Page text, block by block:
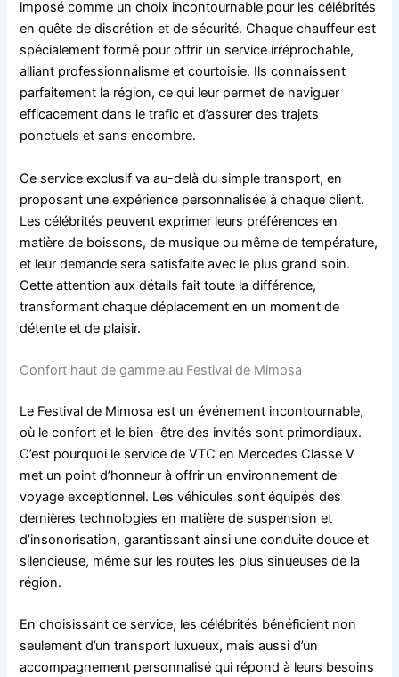
imposé comme un choix incontournable pour les célébrités
en quête de discrétion et de sécurité. Chaque chauffeur est
spécialement formé pour offrir un service irréprochable,
alliant professionnalisme et courtoisie. Ils connaissent
parfaitement la région, ce qui leur permet de naviguer
efficacement dans le trafic et d’assurer des trajets
ponctuels et sans encombre.
Ce service exclusif va au-delà du simple transport, en
proposant une expérience personnalisée à chaque client.
Les célébrités peuvent exprimer leurs préférences en
matière de boissons, de musique ou même de température,
et leur demande sera satisfaite avec le plus grand soin.
Cette attention aux détails fait toute la différence,
transformant chaque déplacement en un moment de
détente et de plaisir.
Confort haut de gamme au Festival de Mimosa
Le Festival de Mimosa est un événement incontournable,
où le confort et le bien-être des invités sont primordiaux.
C’est pourquoi le service de VTC en Mercedes Classe V
met un point d’honneur à offrir un environnement de
voyage exceptionnel. Les véhicules sont équipés des
dernières technologies en matière de suspension et
d’insonorisation, garantissant ainsi une conduite douce et
silencieuse, même sur les routes les plus sinueuses de la
région.
En choisissant ce service, les célébrités bénéficient non
seulement d’un transport luxueux, mais aussi d’un
accompagnement personnalisé qui répond à leurs besoins